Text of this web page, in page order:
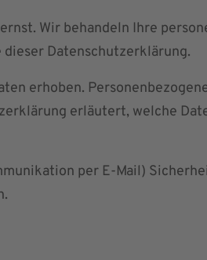
Wir behandeln Ihre
Datenschutzerklärung.
erhoben.
erläutert, welche
per E-Mail)